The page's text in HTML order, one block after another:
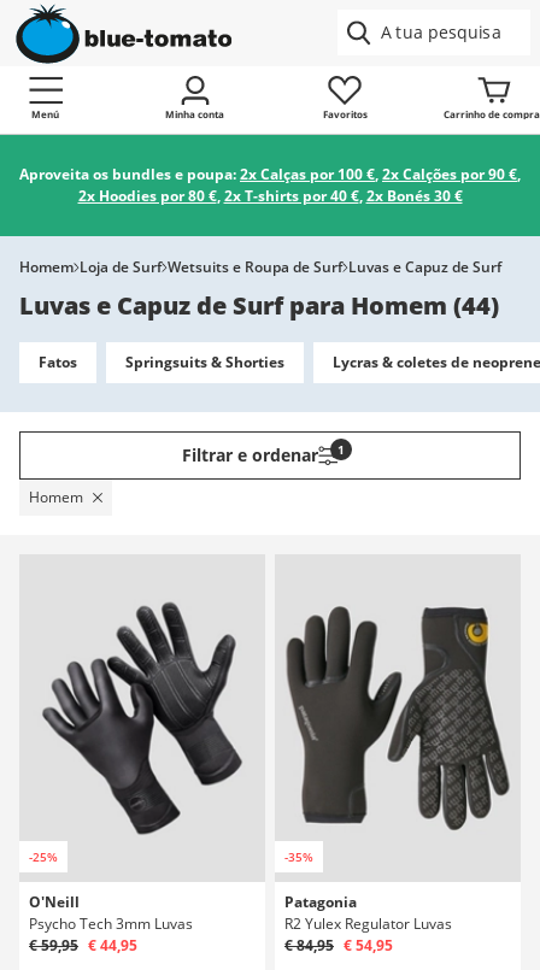
Menú Minha conta Favoritos Carrinho de
Aproveita os bundles e poupa:2x Calças por 100 €,2x Calções por 90 €,
2x Hoodies por 80 €,2x T-shirts por 40 €,2x Bonés 30 €
Homem Loja de Surf Wetsuits e Roupa de Surf Luvas e Capuz de Surf
Luvas e Capuz de Surf para Homem (44)
Fatos Springsuits & Shorties Lycras & coletes de neoprene
Filtrar e ordenar 1
Homem
-25%
O'Neill
Psycho Tech 3mm Luvas
€ 59,95 € 44,95
-35%
Patagonia
R2 Yulex Regulator Luvas
€ 84,95 € 54,95